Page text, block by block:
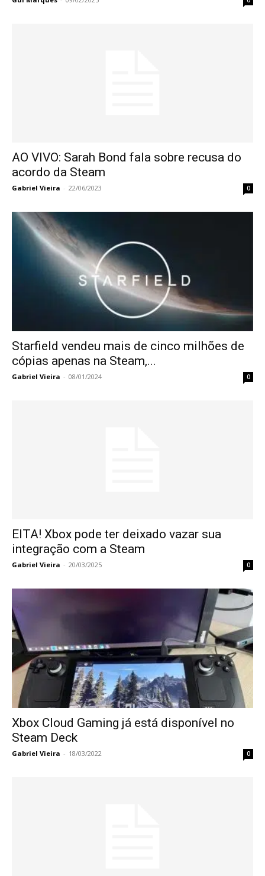
AO VIVO: Sarah Bond fala sobre recusa do
acordo da Steam
Gabriel Vieira - 22/06/2023 0
Starfield vendeu mais de cinco milhões de
cópias apenas na Steam,...
Gabriel Vieira - 08/01/2024 0
EITA! Xbox pode ter deixado vazar sua
integração com a Steam
Gabriel Vieira - 20/03/2025 0
Xbox Cloud Gaming já está disponível no
Steam Deck
Gabriel Vieira - 18/03/2022 0